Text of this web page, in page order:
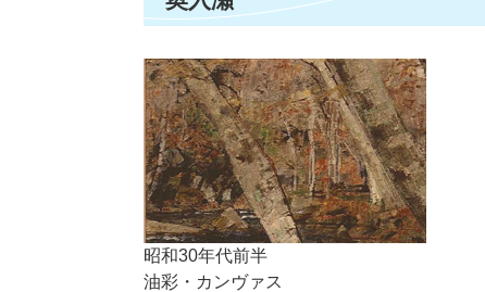
昭和30年代前半
油彩・カンヴァス